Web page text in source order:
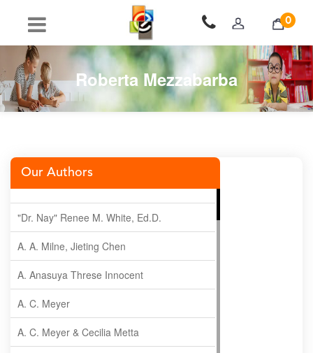
0
Roberta Mezzabarba
Our Authors
"Dr. Nay" Renee M. White, Ed.D.
A. A. Milne, Jieting Chen
A. Anasuya Threse Innocent
A. C. Meyer
A. C. Meyer & Cecilia Metta